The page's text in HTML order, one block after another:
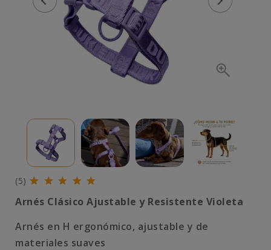
(5)
Arnés Clásico Ajustable y Resistente Violeta
Arnés en H ergonómico, ajustable y de
materiales suaves